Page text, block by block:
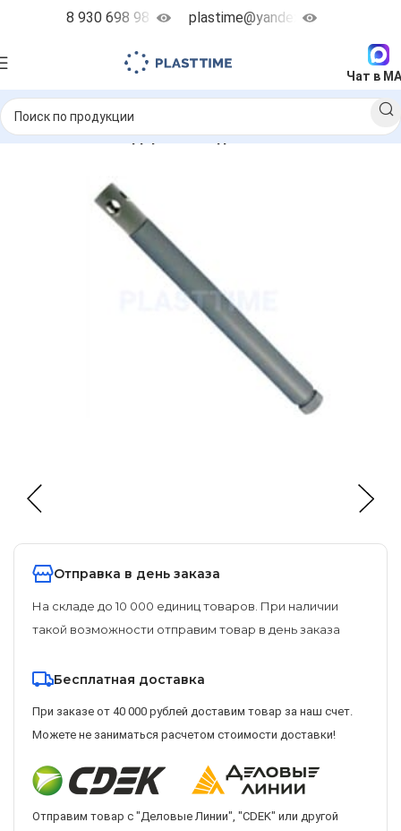
8 930 698 98 38 plastime@yandex.ru
Чат в
Главная Каталог Держатели датчиков
Отправка в день заказа
На складе до 10 000 единиц товаров. При наличии
такой возможности отправим товар в день заказа
Бесплатная доставка
При заказе от 40 000 рублей доставим товар за наш счет.
Можете не заниматься расчетом стоимости доставки!
Отправим товар с "Деловые Линии", "CDEK" или другой